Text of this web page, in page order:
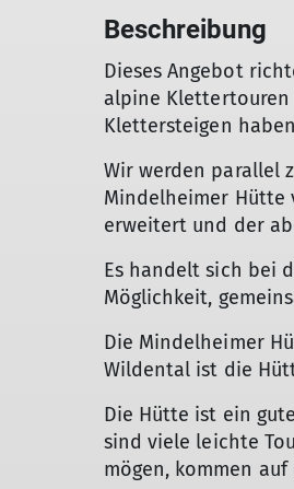
Beschreibung
Dieses Angebot
alpine
Klettersteigen
Wir werden parallel
Mindelheimer Hütte
erweitert und der
Es handelt sich bei
Möglichkeit,
Die Mindelheimer
Wildental ist die
Die Hütte ist ein
sind viele leichte
mögen, kommen